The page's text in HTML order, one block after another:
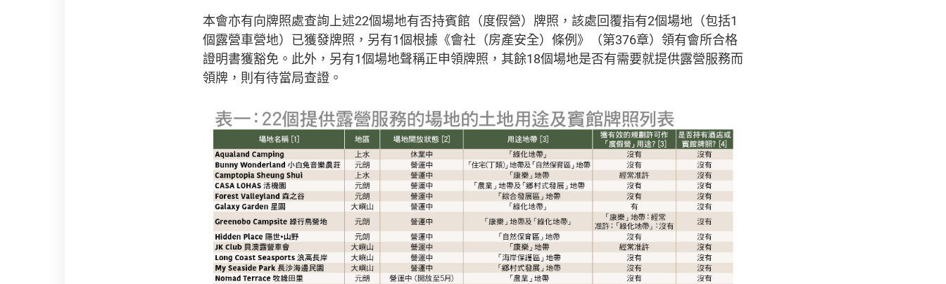
本會亦有向牌照處查詢上述22個場地有否持賓館（度假營）牌照，該處回覆指有2個場地（包括1
個露營車營地）已獲發牌照，另有1個根據《會社（房產安全）條例》（第376章）領有會所合格
證明書獲豁免。此外，另有1個場地聲稱正申領牌照，其餘18個場地是否有需要就提供露營服務而
領牌，則有待當局查證。